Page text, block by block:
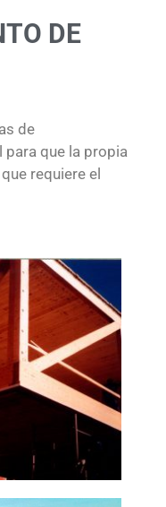
DE
de
para que la propia
requiere el